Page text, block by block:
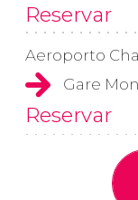
Reservar
Aeroporto
Gare
Reservar